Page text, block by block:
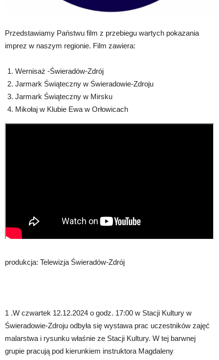
Przedstawiamy Państwu film z przebiegu wartych pokazania
imprez w naszym regionie. Film zawiera:
Wernisaż -Świeradów-Zdrój
Jarmark Świąteczny w Świeradowie-Zdroju
Jarmark Świąteczny w Mirsku
Mikołaj w Klubie Ewa w Orłowicach
produkcja: Telewizja Świeradów-Zdrój
1 .W czwartek 12.12.2024 o godz. 17:00 w Stacji Kultury w
Świeradowie-Zdroju odbyła się wystawa prac uczestników zajęć
malarstwa i rysunku właśnie ze Stacji Kultury. W tej barwnej
grupie pracują pod kierunkiem instruktora Magdaleny